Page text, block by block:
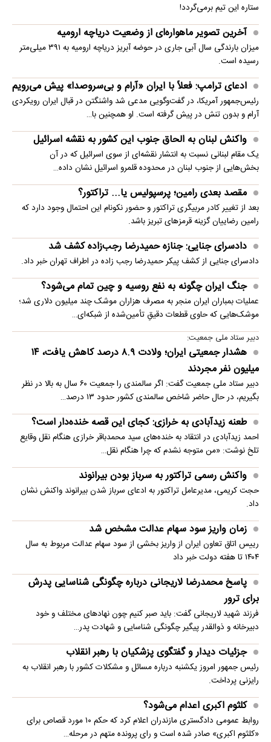
ستاره این تیم برمی‌گردد!
آخرین تصویر ماهواره‌ای از وضعیت دریاچه ارومیه
میزان بارندگی سال آبی جاری در حوضه آبریز دریاچه ارومیه به ۳۹۱ میلی‌متر
رسیده است.
ادعای ترامپ: فعلاً با ایران «آرام و بی‌سروصدا» پیش می‌رویم
رئیس‌جمهور آمریکا، در گفت‌وگویی مدعی شد واشنگتن در قبال ایران رویکردی
آرام و بدون تنش در پیش گرفته است. او همچنین با…
واکنش لبنان به الحاق جنوب این کشور به نقشه اسرائیل
یک مقام لبنانی نسبت به انتشار نقشه‌ای از سوی اسرائیل که در آن
بخش‌هایی از جنوب لبنان در محدوده قلمرو اسرائیل نشان داده…
مقصد بعدی رامین؛ پرسپولیس یا... تراکتور؟
بعد از تغییر کادر مربیگری تراکتور و حضور نکونام این احتمال وجود دارد که
رامین رضاییان گزینه قرمزهای تبریز باشد.
دادسرای جنایی: جنازه حمیدرضا رجب‌زاده کشف شد
دادسرای جنایی از کشف پیکر حمیدرضا رجب زاده در اطراف تهران خبر داد.
جنگ ایران چگونه به نفع روسیه و چین تمام می‌شود؟
عملیات بمباران ایران منجر به مصرف هزاران موشک چند میلیون دلاری شد؛
موشک‌هایی که حاوی قطعات دقیقِ تأمین‌شده از شبکه‌ای…
دبیر ستاد ملی جمعیت:
هشدار جمعیتی ایران؛ ولادت ۸.۹ درصد کاهش یافت، ۱۴
میلیون نفر مجردند
دبیر ستاد ملی جمعیت گفت: اگر سالمندی را جمعیت ۶۰ سال به بالا در نظر
بگیریم، در حال حاضر شاخص سالمندی کشور حدود ۱۳ درصد…
طعنه زیدآبادی به خرازی: کجای این قصه خنده‌دار است؟
احمد زیدآبادی در انتقاد به خنده‌های سید محمدباقر خرازی هنگام نقل وقایع
تلخ نوشت: «من متوجه نشدم که چرا هنگام نقل…
واکنش رسمی تراکتور به سرباز بودن بیرانوند
حجت کریمی، مدیرعامل تراکتور به ادعای سرباز شدن بیرانوند واکنش نشان
داد.
زمان واریز سود سهام عدالت مشخص شد
رییس اتاق تعاون ایران از واریز بخشی از سود سهام عدالت مربوط به سال
۱۴۰۴ تا هفته دولت خبر داد
پاسخ محمدرضا لاریجانی درباره چگونگی شناسایی پدرش
برای ترور
فرزند شهید لاریجانی گفت: باید صبر کنیم چون نهادهای مختلف و خود
دبیرخانه و ذوالقدر پیگیر چگونگی شناسایی و شهادت پدر…
جزئیات دیدار و گفتگوی پزشکیان با رهبر انقلاب
رئیس جمهور امروز یکشنبه درباره مسائل و مشکلات کشور با رهبر انقلاب به
رایزنی پرداخت.
کلثوم اکبری اعدام می‌شود؟
روابط عمومی دادگستری مازندران اعلام کرد که حکم ۱۰ مورد قصاص برای
«کلثوم اکبری» صادر شده است و رای پرونده متهم در مرحله…